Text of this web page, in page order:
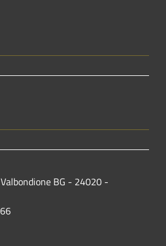
BG - 24020 -